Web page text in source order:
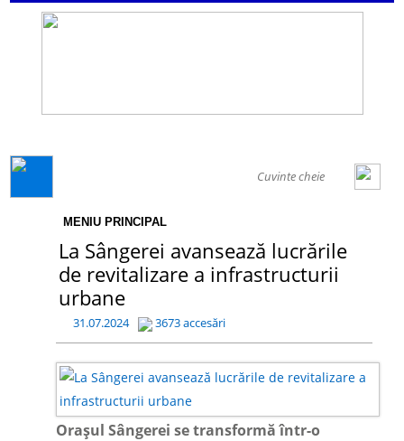
MENIU PRINCIPAL
La Sângerei avansează lucrările
de revitalizare a infrastructurii
urbane
31.07.2024 3673 accesări
Orașul Sângerei se transformă într-o